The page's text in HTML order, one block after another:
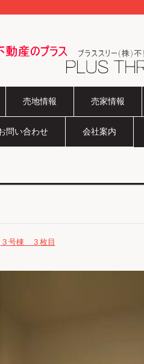
売地情報 売家情報
問い合わせ 会社案内
３号棟 ３枚目